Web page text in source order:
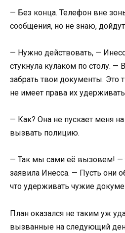
— Без конца. Телефон вне
сообщения, но не знаю,
— Нужно действовать, —
стукнула кулаком по столу.
забрать твои документы. Это
не имеет права их
— Как? Она не пускает меня на
вызвать полицию.
— Так мы сами её вызовем!
заявила Инесса. — Пусть они
что удерживать чужие
План оказался не таким уж
вызванные на следующий